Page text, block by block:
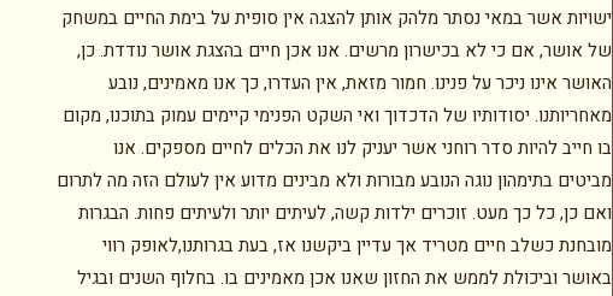
ישויות אשר במאי נסתר מלהק אותן להצגה אין סופית על בימת החיים במשחק
של אושר, אם כי לא בכישרון מרשים. אנו אכן חיים בהצגת אושר נודדת. כן,
האושר אינו ניכר על פנינו. חמור מזאת, אין העדרו, כך אנו מאמינים, נובע
מאחריותנו. יסודותיו של הדכדוך ואי השקט הפנימי קיימים עמוק בתוכנו, מקום
בו חייב להיות סדר רוחני אשר יעניק לנו את הכלים לחיים מספקים. אנו
מביטים בתימהון נוגה הנובע מבורות ולא מבינים מדוע אין לעולם הזה מה לתרום
ואם כן, כל כך מעט. זוכרים ילדות קשה, לעיתים יותר ולעיתים פחות. הבגרות
מובחנת כשלב חיים מטריד אך עדיין ביקשנו אז, בעת בגרותנו,לאופק רווי
באושר וביכולת לממש את החזון שאנו אכן מאמינים בו. בחלוף השנים ובגיל